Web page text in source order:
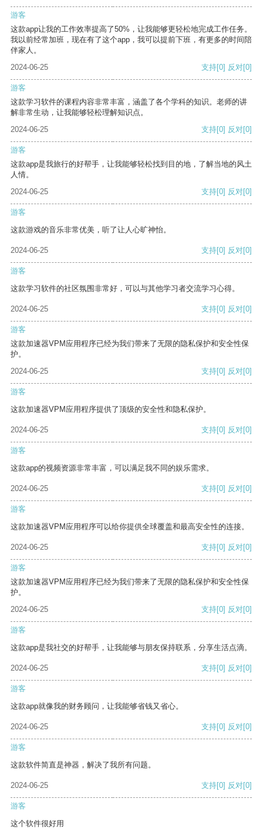
游客
这款app让我的工作效率提高了50%，让我能够更轻松地完成工作任务。
我以前经常加班，现在有了这个app，我可以提前下班，有更多的时间陪
伴家人。
2024-06-25
支持[0] 反对[0]
游客
这款学习软件的课程内容非常丰富，涵盖了各个学科的知识。老师的讲
解非常生动，让我能够轻松理解知识点。
2024-06-25
支持[0] 反对[0]
游客
这款app是我旅行的好帮手，让我能够轻松找到目的地，了解当地的风土
人情。
2024-06-25
支持[0] 反对[0]
游客
这款游戏的音乐非常优美，听了让人心旷神怡。
2024-06-25 支持[0] 反对[0]
游客
这款学习软件的社区氛围非常好，可以与其他学习者交流学习心得。
2024-06-25 支持[0] 反对[0]
游客
这款加速器VPM应用程序已经为我们带来了无限的隐私保护和安全性保
护。
2024-06-25
支持[0] 反对[0]
游客
这款加速器VPM应用程序提供了顶级的安全性和隐私保护。
2024-06-25 支持[0] 反对[0]
游客
这款app的视频资源非常丰富，可以满足我不同的娱乐需求。
2024-06-25 支持[0] 反对[0]
游客
这款加速器VPM应用程序可以给你提供全球覆盖和最高安全性的连接。
2024-06-25 支持[0] 反对[0]
游客
这款加速器VPM应用程序已经为我们带来了无限的隐私保护和安全性保
护。
2024-06-25
支持[0] 反对[0]
游客
这款app是我社交的好帮手，让我能够与朋友保持联系，分享生活点滴。
2024-06-25 支持[0] 反对[0]
游客
这款app就像我的财务顾问，让我能够省钱又省心。
2024-06-25 支持[0] 反对[0]
游客
这款软件简直是神器，解决了我所有问题。
2024-06-25 支持[0] 反对[0]
游客
这个软件很好用